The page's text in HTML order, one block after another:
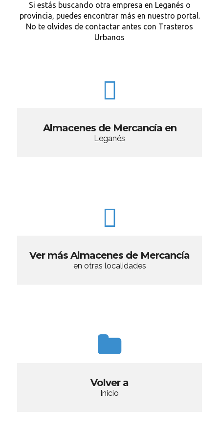
Si estás buscando otra empresa en Leganés o
provincia, puedes encontrar más en nuestro portal.
No te olvides de contactar antes con Trasteros
Urbanos
Almacenes de Mercancía en
Leganés
Ver más Almacenes de Mercancía
en otras localidades
Volver a
Inicio